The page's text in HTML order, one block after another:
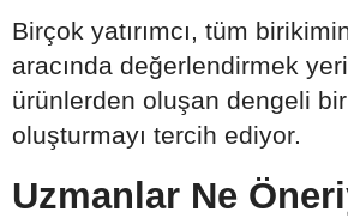
Birçok yatırımcı, tüm
aracında değerlendirmek
ürünlerden oluşan dengeli
oluşturmayı tercih ediyor.
Uzmanlar Ne